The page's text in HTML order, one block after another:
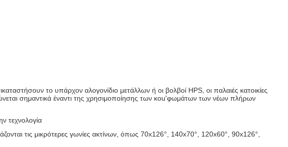
το υπάρχον αλογονίδιο μετάλλων ή οι βολβοί HPS, οι παλαιές κατοικίες
σημαντικά έναντι της χρησιμοποίησης των κοu'φωμάτων των νέων πλήρων
τεχνολογία
τις μικρότερες γωνίες ακτίνων, όπως 70x126°, 140x70°, 120x60°, 90x126°,